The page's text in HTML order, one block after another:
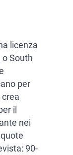
licenza
South
per
il
nei
90-